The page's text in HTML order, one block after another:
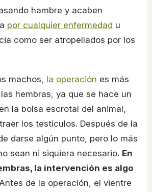
hambre y acaben
por cualquier enfermedad u
como ser atropellados por los
machos, la operación es más
hembras, ya que se hace un
la bolsa escrotal del animal,
los testículos. Después de la
darse algún punto, pero lo más
sean ni siquiera necesario. En
la intervención es algo
de la operación, el vientre